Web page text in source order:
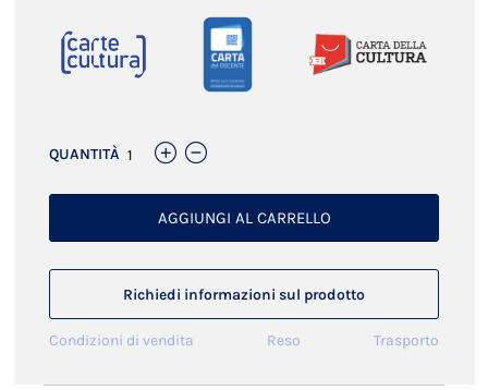
QUANTITÀ
AGGIUNGI AL CARRELLO
Richiedi informazioni sul prodotto
Condizioni di vendita Reso Trasporto